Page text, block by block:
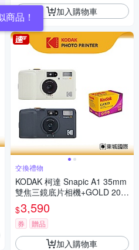
加入購物車
交換禮物
KODAK 柯達 Snapic A1 35mm
雙焦三鏡底片相機+GOLD 200
底片組
$3,590
券 贈品
加入購物車